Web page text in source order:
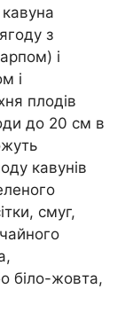
з
і
і
плодів
до 20 см в
кавунів
смуг,
біло-жовта,